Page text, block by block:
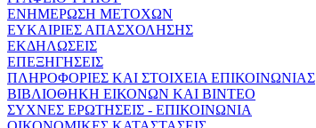
ΕΝΗΜΕΡΩΣΗ ΜΕΤΟΧΩΝ
ΕΥΚΑΙΡΙΕΣ ΑΠΑΣΧΟΛΗΣΗΣ
ΕΚΔΗΛΩΣΕΙΣ
ΕΠΕΞΗΓΗΣΕΙΣ
ΠΛΗΡΟΦΟΡΙΕΣ ΚΑΙ ΣΤΟΙΧΕΙΑ ΕΠΙΚΟΙΝΩΝΙΑΣ
ΒΙΒΛΙΟΘΗΚΗ ΕΙΚΟΝΩΝ ΚΑΙ ΒΙΝΤΕΟ
ΣΥΧΝΕΣ ΕΡΩΤΗΣΕΙΣ - ΕΠΙΚΟΙΝΩΝΙΑ